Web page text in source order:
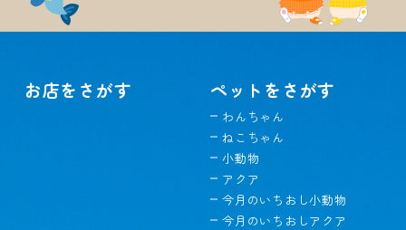
お店をさがす ペットをさがす
わんちゃん
ねこちゃん
小動物
アクア
今月のいちおし小動物
今月のいちおしアクア